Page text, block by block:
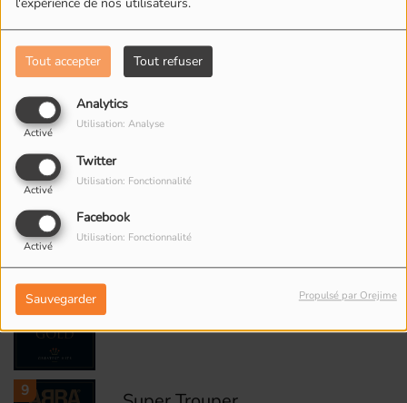
l'expérience de nos utilisateurs.
Tout accepter Tout refuser
Analytics
Activé
Utilisation: Analyse
Twitter
Activé
Utilisation: Fonctionnalité
Facebook
Activé
Utilisation: Fonctionnalité
Sauvegarder Propulsé par Orejime
5 Lay All Your Love on Me
6 Take a Chance on Me
7 Waterloo
8
9